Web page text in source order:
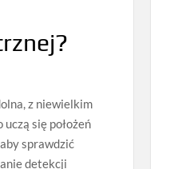
z niewielkim
się położeń
sprawdzić
detekcji